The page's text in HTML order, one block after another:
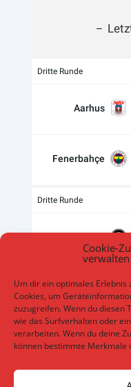
Cookie-
verwalten
Um dir ein optimales Erlebnis
Cookies, um
zuzugreifen. Wenn du diesen
wie das Surfverhalten oder
verarbeiten. Wenn du deine
können bestimmte Merkmale
Dritte Runde
Aarhus
Fenerbahçe
Dritte Runde
Olympiacos
St. Gilloise